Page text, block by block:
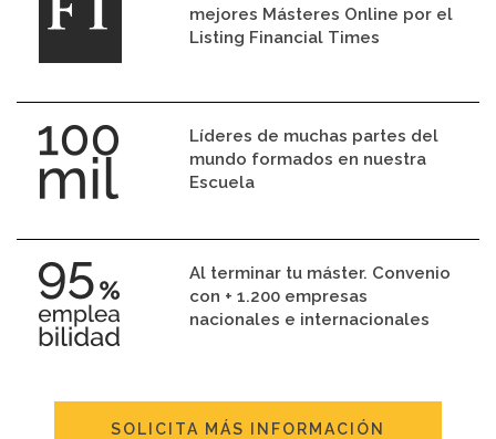
mejores Másteres Online por el
Listing Financial Times
Líderes de muchas partes del
mundo formados en nuestra
Escuela
Al terminar tu máster. Convenio
con + 1.200 empresas
nacionales e internacionales
SOLICITA MÁS INFORMACIÓN